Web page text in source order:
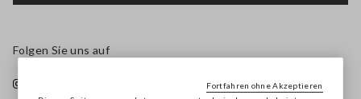
Folgen Sie uns auf
Fortfahren ohne Akzeptieren